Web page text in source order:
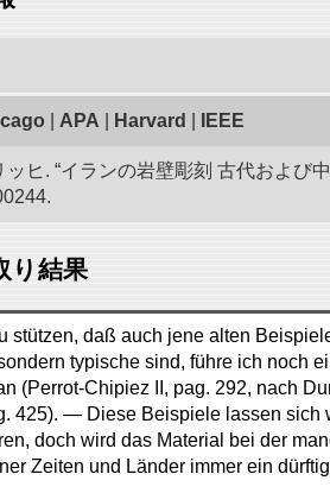
APA Harvard IEEE
ヒ. “イランの岩壁彫刻 古代および
り結果
stützen, daß auch jene alten
typische sind, führe ich noch
(Perrot-Chipiez II, pag. 292, nach
425). — Diese Beispiele lassen sich
doch wird das Material bei der
Zeiten und Länder immer ein